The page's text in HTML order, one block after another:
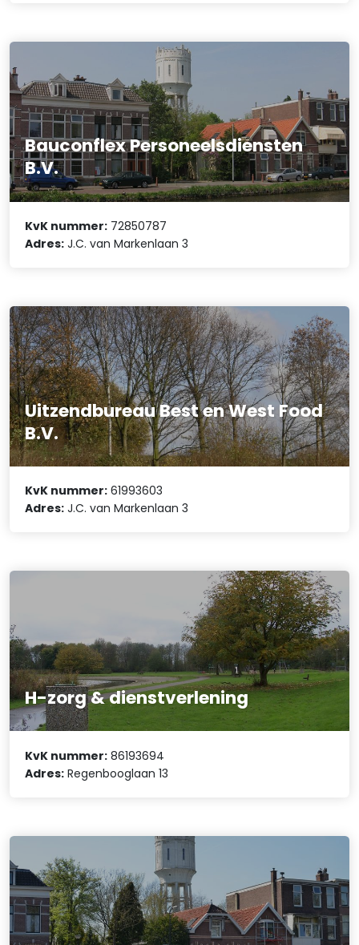
Bauconflex Personeelsdiensten
B.V.
KvK nummer: 72850787
Adres: J.C. van Markenlaan 3
Uitzendbureau Best en West Food
B.V.
KvK nummer: 61993603
Adres: J.C. van Markenlaan 3
H-zorg & dienstverlening
KvK nummer: 86193694
Adres: Regenbooglaan 13